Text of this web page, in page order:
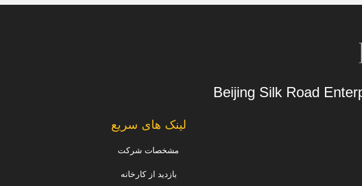
Beijing Silk Road
لینک های سریع
مشخصات شرکت
بازدید از کارخانه